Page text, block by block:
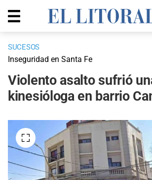
SUCESOS
Inseguridad en Santa Fe
Violento asalto sufrió
kinesióloga en barrio